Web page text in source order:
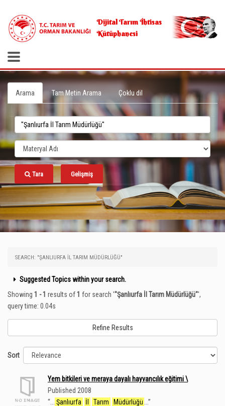
Dijital Tarım İhtisas
Kütüphanesi
Arama Tam Metin Arama Çoklu dil
Tara Gelişmiş
SEARCH: "ŞANLIURFA İL TARIM MÜDÜRLÜĞÜ"
Suggested Topics within your search.
Showing 1 - 1 results of1 for search '"Şanlıurfa İl Tarım Müdürlüğü"',
query time: 0.04s
Refine Results
Sort
Yem bitkileri ve meraya dayalı hayvancılık eğitimi \
Published 2008
“
Şanlıurfa İl Tarım Müdürlüğü ...”